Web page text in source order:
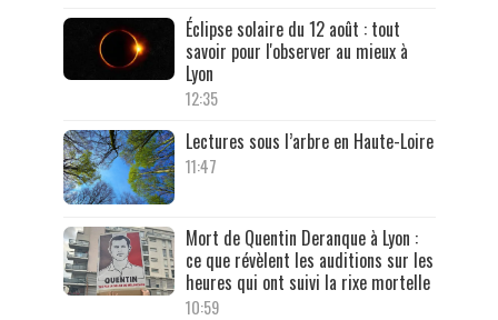
Éclipse solaire du 12 août : tout
savoir pour l'observer au mieux à
Lyon
12:35
Lectures sous l’arbre en Haute-Loire
11:47
Mort de Quentin Deranque à Lyon :
ce que révèlent les auditions sur les
heures qui ont suivi la rixe mortelle
10:59